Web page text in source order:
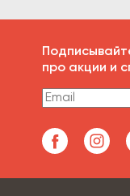
про акции и